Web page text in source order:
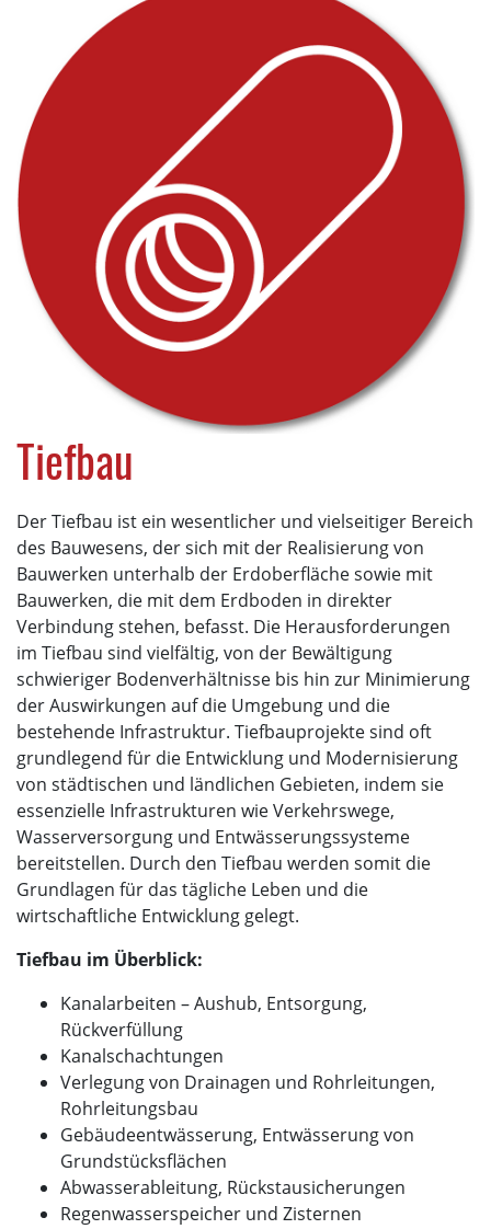
Tiefbau
Der Tiefbau ist ein wesentlicher und vielseitiger Bereich
des Bauwesens, der sich mit der Realisierung von
Bauwerken unterhalb der Erdoberfläche sowie mit
Bauwerken, die mit dem Erdboden in direkter
Verbindung stehen, befasst. Die Herausforderungen
im Tiefbau sind vielfältig, von der Bewältigung
schwieriger Bodenverhältnisse bis hin zur Minimierung
der Auswirkungen auf die Umgebung und die
bestehende Infrastruktur. Tiefbauprojekte sind oft
grundlegend für die Entwicklung und Modernisierung
von städtischen und ländlichen Gebieten, indem sie
essenzielle Infrastrukturen wie Verkehrswege,
Wasserversorgung und Entwässerungssysteme
bereitstellen. Durch den Tiefbau werden somit die
Grundlagen für das tägliche Leben und die
wirtschaftliche Entwicklung gelegt.
Tiefbau im Überblick:
Kanalarbeiten – Aushub, Entsorgung,
Rückverfüllung
Kanalschachtungen
Verlegung von Drainagen und Rohrleitungen,
Rohrleitungsbau
Gebäudeentwässerung, Entwässerung von
Grundstücksflächen
Abwasserableitung, Rückstausicherungen
Regenwasserspeicher und Zisternen